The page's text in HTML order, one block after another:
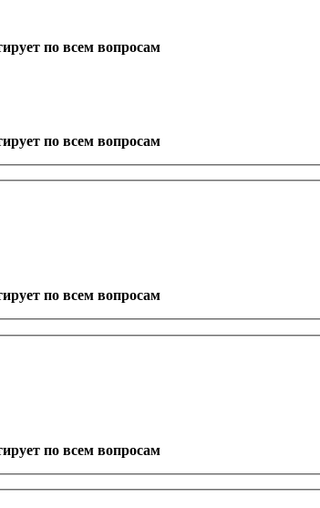
по всем вопросам
по всем вопросам
по всем вопросам
по всем вопросам